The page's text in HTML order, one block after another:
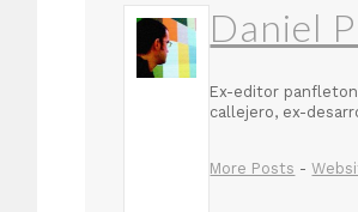
Daniel
Ex-editor
callejero, ex-
More Posts -